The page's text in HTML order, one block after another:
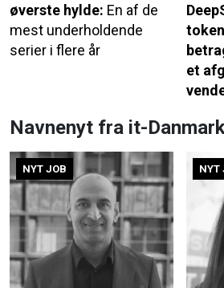
øverste hylde: En af de
mest underholdende
serier i flere år
et
Navnenyt fra it-
NYT JOB NYT